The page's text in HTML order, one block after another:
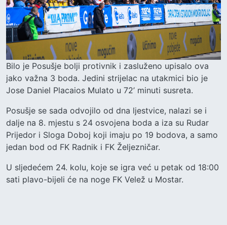
Bilo je Posušje bolji protivnik i zasluženo upisalo ova
jako važna 3 boda. Jedini strijelac na utakmici bio je
Jose Daniel Placaios Mulato u 72’ minuti susreta.
Posušje se sada odvojilo od dna ljestvice, nalazi se i
dalje na 8. mjestu s 24 osvojena boda a iza su Rudar
Prijedor i Sloga Doboj koji imaju po 19 bodova, a samo
jedan bod od FK Radnik i FK Željezničar.
U sljedećem 24. kolu, koje se igra već u petak od 18:00
sati plavo-bijeli će na noge FK Velež u Mostar.